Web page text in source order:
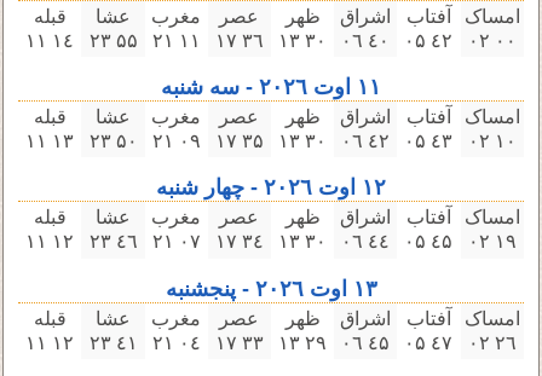
امساک
۰۰ ۰۲
آفتاب
٤۲ ۰۵
اشراق
٤۰ ۰٦
ظهر
۳۰ ۱۳
عصر
۳٦ ۱٧
مغرب
۱۱ ۲۱
عشا
۵۵ ۲۳
قبله
۱٤ ۱۱
۱۱ اوت ۲۰۲٦ - سه‌ شنبه
امساک
۱۰ ۰۲
آفتاب
٤۳ ۰۵
اشراق
٤۲ ۰٦
ظهر
۳۰ ۱۳
عصر
۳۵ ۱٧
مغرب
۰٩ ۲۱
عشا
۵۰ ۲۳
قبله
۱۳ ۱۱
۱۲ اوت ۲۰۲٦ - چهار شنبه
امساک
۱٩ ۰۲
آفتاب
٤۵ ۰۵
اشراق
٤٤ ۰٦
ظهر
۳۰ ۱۳
عصر
۳٤ ۱٧
مغرب
۰٧ ۲۱
عشا
٤٦ ۲۳
قبله
۱۲ ۱۱
۱۳ اوت ۲۰۲٦ - پنجشنبه
امساک
۲٦ ۰۲
آفتاب
٤٧ ۰۵
اشراق
٤۵ ۰٦
ظهر
۲٩ ۱۳
عصر
۳۳ ۱٧
مغرب
۰٤ ۲۱
عشا
٤۱ ۲۳
قبله
۱۲ ۱۱